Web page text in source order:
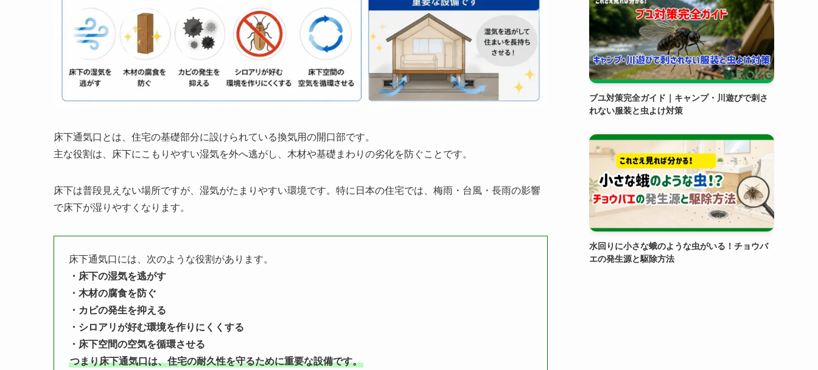
床下通気口とは、住宅の基礎部分に設けられている換気用の開口部です。
主な役割は、床下にこもりやすい湿気を外へ逃がし、木材や基礎まわりの劣化を防ぐことです。
床下は普段見えない場所ですが、湿気がたまりやすい環境です。特に日本の住宅では、梅雨・台風・長雨の影響
で床下が湿りやすくなります。
床下通気口には、次のような役割があります。
・床下の湿気を逃がす
・木材の腐食を防ぐ
・カビの発生を抑える
・シロアリが好む環境を作りにくくする
・床下空間の空気を循環させる
つまり床下通気口は、住宅の耐久性を守るために重要な設備です。
ブユ対策完全ガイド｜キャンプ・川遊びで刺さ
れない服装と虫よけ対策
水回りに小さな蛾のような虫がいる！チョウバ
エの発生源と駆除方法